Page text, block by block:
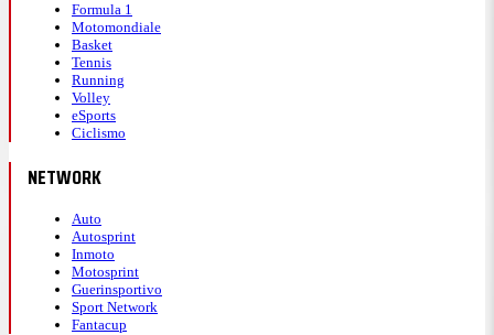
Formula 1
Motomondiale
Basket
Tennis
Running
Volley
eSports
Ciclismo
NETWORK
Auto
Autosprint
Inmoto
Motosprint
Guerinsportivo
Sport Network
Fantacup